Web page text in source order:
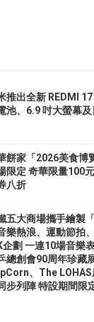
推出全新 REDMI
池、6.9 吋大螢幕
餅家「2026美食博
限定 奇華限量100
八折
五大商場攜手繪製
樂熱浪、運動節拍
企劃 一連10場音樂
總創會90周年珍藏
、The
步列陣 特設期間限